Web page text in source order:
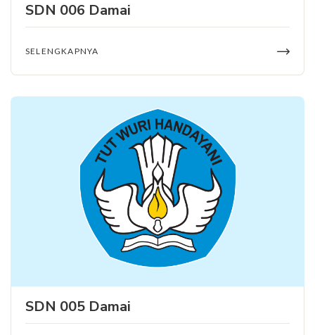
SDN 006 Damai
SELENGKAPNYA
SDN 005 Damai